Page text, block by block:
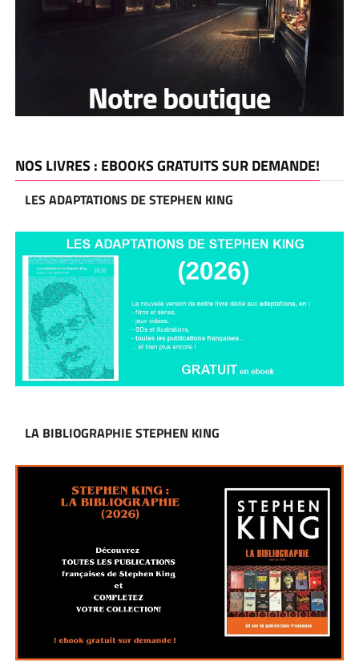
NOS LIVRES : EBOOKS GRATUITS SUR DEMANDE!
LES ADAPTATIONS DE STEPHEN KING
LA BIBLIOGRAPHIE STEPHEN KING